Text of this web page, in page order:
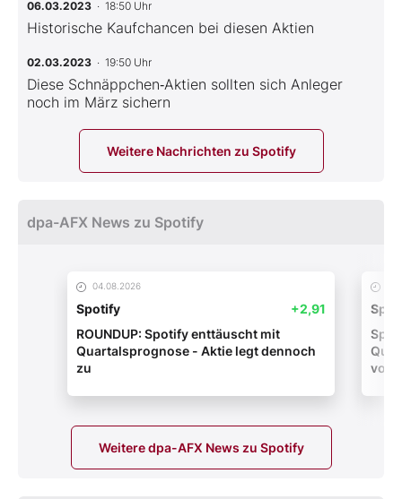
06.03.2023 · 18:50 Uhr
Historische Kaufchancen bei diesen Aktien
02.03.2023 · 19:50 Uhr
Diese Schnäppchen‑Aktien sollten sich Anleger
noch im März sichern
Weitere Nachrichten zu Spotify
dpa-AFX News zu Spotify
04.08.2026
Spotify
+2,91
ROUNDUP: Spotify enttäuscht mit
Quartalsprognose - Aktie legt dennoch
zu
Weitere dpa-AFX News zu Spotify